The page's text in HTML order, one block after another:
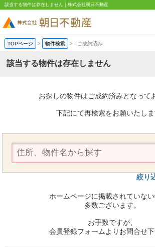
該当する物件は存在しません｜株式会社朝日不動産
TOPページ > 物件検索 >- ご成約済み
該当する物件は存在しません
お探しの物件はご成約済みとなって
下記にて再検索をお願いたしま
絞り
ホームページに掲載されていな
多数ございます。
お手数ですが、
会員登録フォームよりお問合せ下